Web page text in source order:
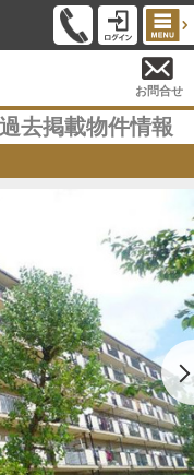
お問合せ
去掲載物件情報